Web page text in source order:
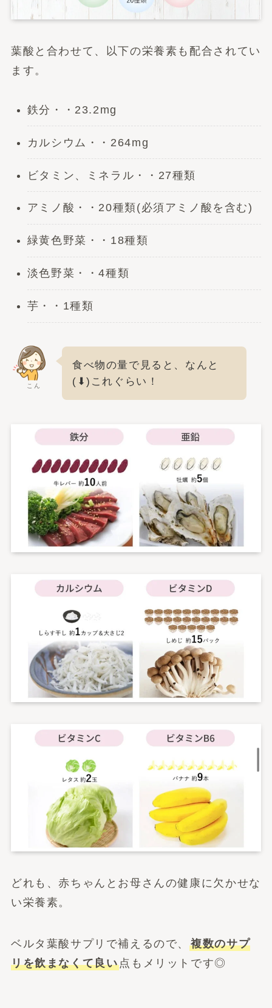
葉酸と合わせて、以下の栄養素も配合されてい
ます。
鉄分・・23.2mg
カルシウム・・264mg
ビタミン、ミネラル・・27種類
アミノ酸・・20種類(必須アミノ酸を含む)
緑黄色野菜・・18種類
淡色野菜・・4種類
芋・・1種類
こん
食べ物の量で見ると、なんと
(⬇︎)これぐらい！
どれも、赤ちゃんとお母さんの健康に欠かせな
い栄養素。
ベルタ葉酸サプリで補えるので、複数のサプ
リを飲まなくて良い点もメリットです◎